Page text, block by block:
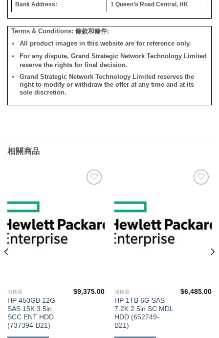
Bank Address:
1 Queen’s Road Central, HK
Terms & Conditions: 條款和條件:
All product images in this website are for reference only.
For any dispute, Grand Strategic Network Technology Limited
reserve the rights for final decision.
Grand Strategic Network Technology Limited reserves the
right to modify or withdraw the offer at any time and at its
sole discretion.
相關商品
服務器
HP 450GB 12G
SAS 15K 3.5in
SCC ENT HDD
(737394-B21)
$9,375.00 服務器
HP 1TB 6G SAS
7.2K 2.5in SC MDL
HDD (652749-
B21)
$6,485.00